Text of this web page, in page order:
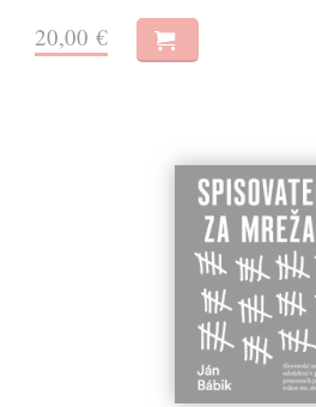
20,00 €